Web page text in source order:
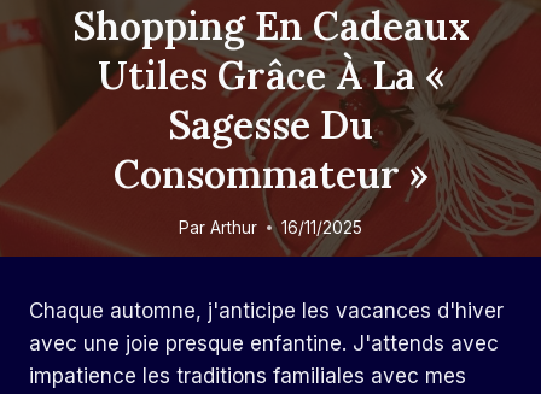
Shopping En Cadeaux
Utiles Grâce À La «
Sagesse Du
Consommateur »
Par Arthur 16/11/2025
Chaque automne, j'anticipe les vacances d'hiver
avec une joie presque enfantine. J'attends avec
impatience les traditions familiales avec mes